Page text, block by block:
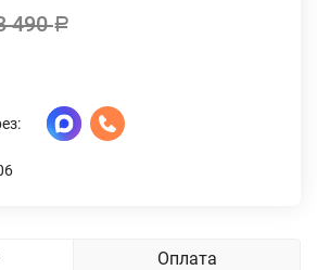
490Р
Оплата